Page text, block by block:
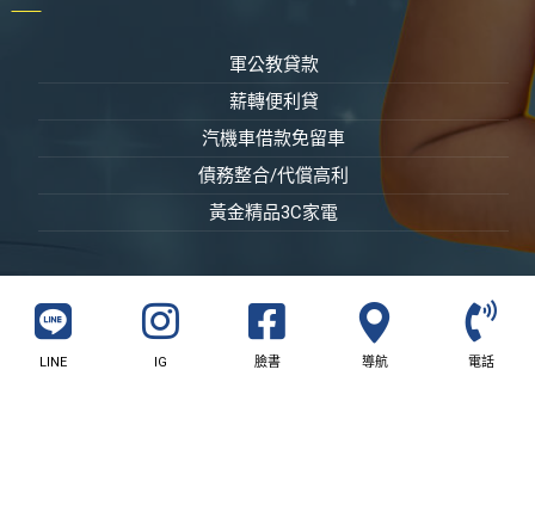
軍公教貸款
薪轉便利貸
汽機車借款免留車
債務整合/代償高利
黃金精品3C家電
LINE IG 臉書 導航 電話